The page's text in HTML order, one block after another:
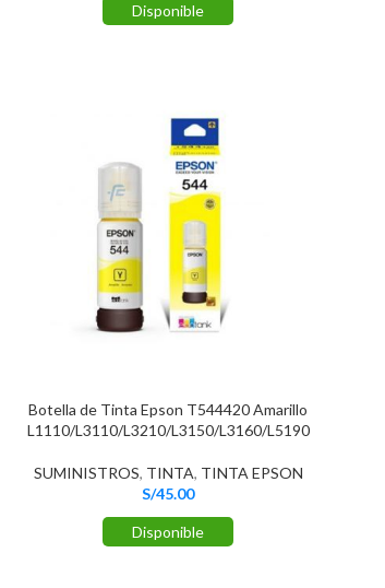
Disponible
Botella de Tinta Epson T544420 Amarillo
L1110/L3110/L3210/L3150/L3160/L5190
SUMINISTROS, TINTA, TINTA EPSON
S/45.00
Disponible